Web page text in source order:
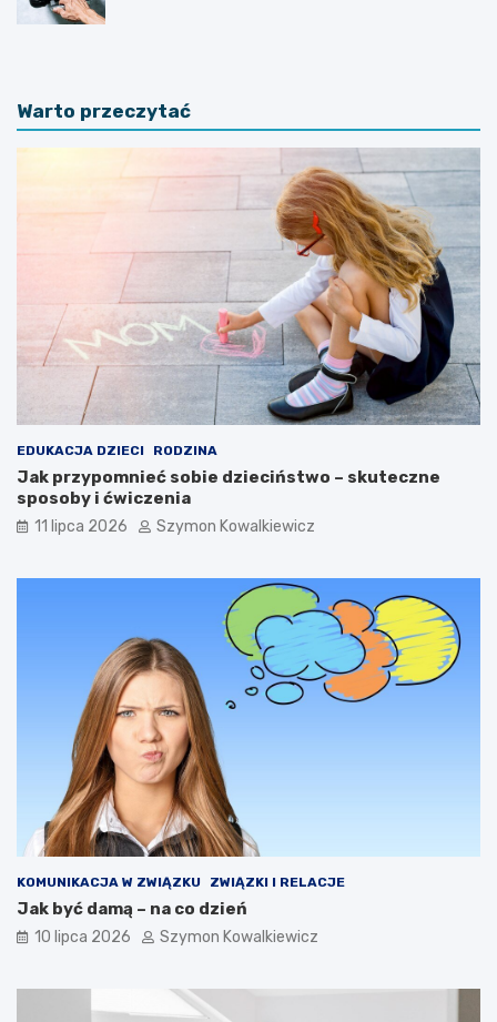
Warto przeczytać
EDUKACJA DZIECI RODZINA
Jak przypomnieć sobie dzieciństwo – skuteczne
sposoby i ćwiczenia
11 lipca 2026 Szymon Kowalkiewicz
KOMUNIKACJA W ZWIĄZKU ZWIĄZKI I RELACJE
Jak być damą – na co dzień
10 lipca 2026 Szymon Kowalkiewicz